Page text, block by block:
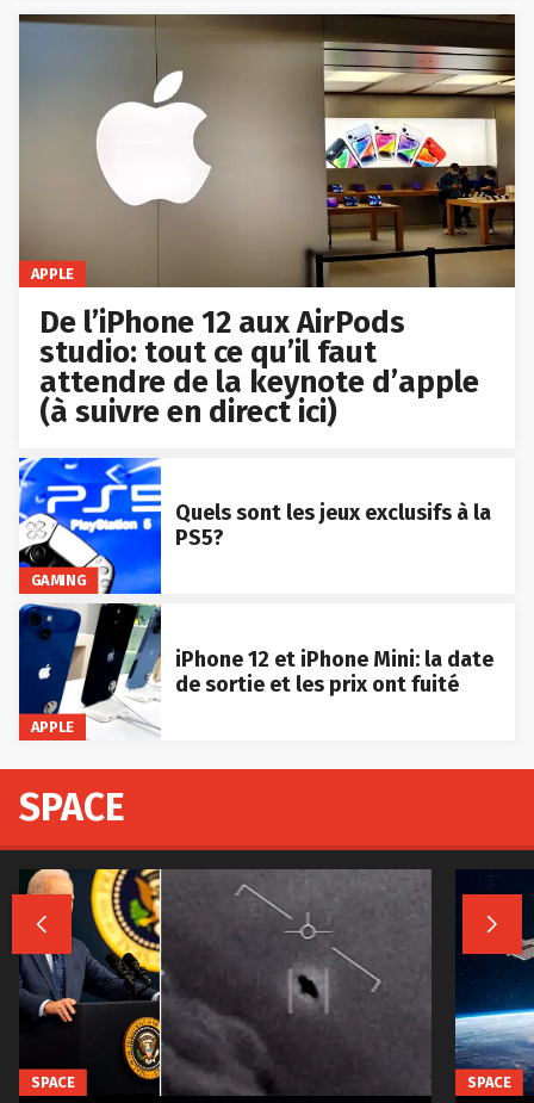
APPLE
De l’iPhone 12 aux AirPods
studio: tout ce qu’il faut
attendre de la keynote d’apple
(à suivre en direct ici)
GAMING
Quels sont les jeux exclusifs à la
PS5?
APPLE
iPhone 12 et iPhone Mini: la date
de sortie et les prix ont fuité
SPACE
 
SPACE SPACE